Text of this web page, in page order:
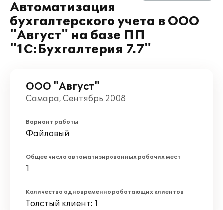
Автоматизация
бухгалтерского учета в ООО
"Август" на базе ПП
"1С:Бухгалтерия 7.7"
ООО "Август"
Самара, Сентябрь 2008
Вариант работы
Файловый
Общее число автоматизированных рабочих мест
1
Количество одновременно работающих клиентов
Толстый клиент: 1